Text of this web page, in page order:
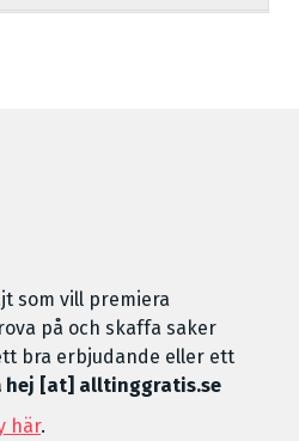
som vill premiera
på och skaffa saker
bra erbjudande eller ett
hej [at] alltinggratis.se
här.